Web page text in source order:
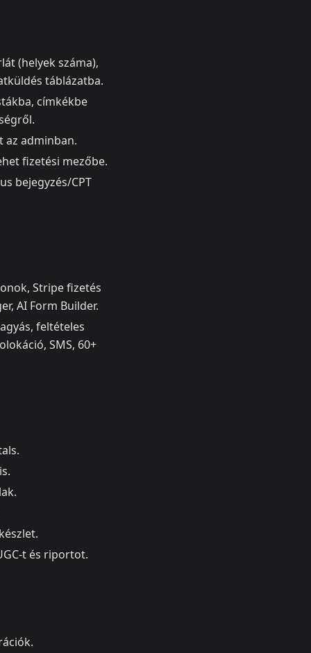
(helyek száma),
táblázatba.
címkékbe
az adminban.
fizetési mezőbe.
bejegyzés/CPT
Stripe fizetés
AI Form Builder.
feltételes
SMS, 60+
t és riportot.